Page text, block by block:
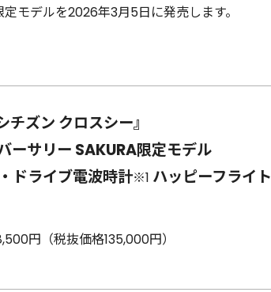
モデルを2026年3⽉5⽇に発売します。
チズン クロスシー』
ーサリー SAKURA限定モデル
ライブ電波時計※1 ハッピーフライト
円（税抜価格135,000円）